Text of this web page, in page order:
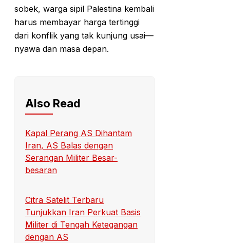
sobek, warga sipil Palestina kembali
harus membayar harga tertinggi
dari konflik yang tak kunjung usai—
nyawa dan masa depan.
Also Read
Kapal Perang AS Dihantam
Iran, AS Balas dengan
Serangan Militer Besar-
besaran
Citra Satelit Terbaru
Tunjukkan Iran Perkuat Basis
Militer di Tengah Ketegangan
dengan AS